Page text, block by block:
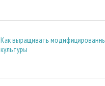
Как выращивать
культуры